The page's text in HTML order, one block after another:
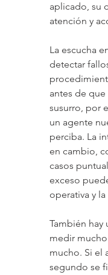
aplicado, su
atención y
La escucha
detectar
antes de
susurro, por
un agente
perciba. La
en cambio,
casos
exceso
operativa y
También hay
medir
mucho. Si el
segundo se